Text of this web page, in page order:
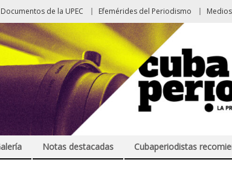
Documentos de la UPEC Efemérides del Periodismo
Notas destacadas Cubaperiodistas